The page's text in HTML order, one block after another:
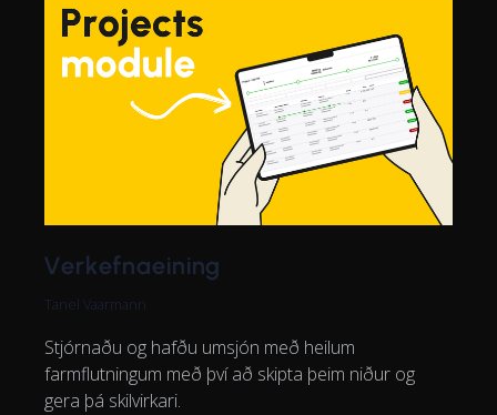
Verkefnaeining
Tanel Vaarmann
Stjórnaðu og hafðu umsjón með heilum
farmflutningum með því að skipta þeim niður og
gera þá skilvirkari.